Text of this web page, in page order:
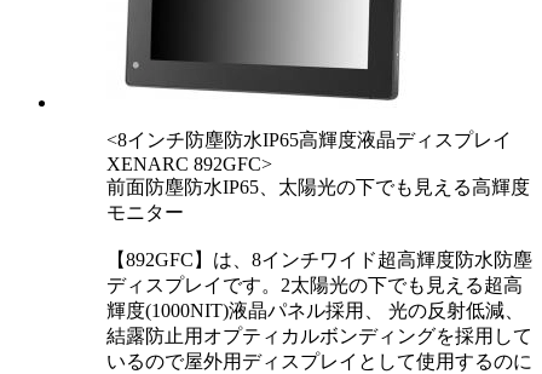
<8インチ防塵防水IP65高輝度液晶ディスプレイ
XENARC 892GFC>
前面防塵防水IP65、太陽光の下でも見える高輝度
モニター
【892GFC】は、8インチワイド超高輝度防水防塵
ディスプレイです。2太陽光の下でも見える超高
輝度(1000NIT)液晶パネル採用、 光の反射低減、
結露防止用オプティカルボンディングを採用して
いるので屋外用ディスプレイとして使用するのに